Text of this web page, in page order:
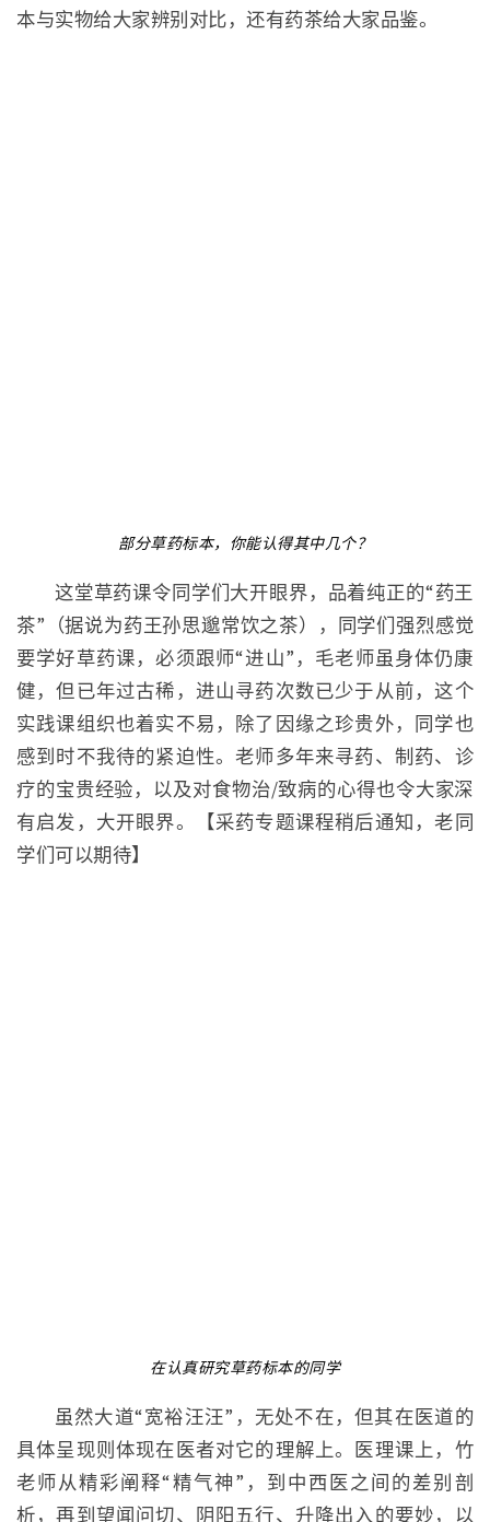
本与实物给大家辨别对比，还有药茶给大家品鉴。
部分草药标本，你能认得其中几个？
这堂草药课令同学们大开眼界，品着纯正的“药王
茶”（据说为药王孙思邈常饮之茶），同学们强烈感觉
要学好草药课，必须跟师“进山”，毛老师虽身体仍康
健，但已年过古稀，进山寻药次数已少于从前，这个
实践课组织也着实不易，除了因缘之珍贵外，同学也
感到时不我待的紧迫性。老师多年来寻药、制药、诊
疗的宝贵经验，以及对食物治/致病的心得也令大家深
有启发，大开眼界。【采药专题课程稍后通知，老同
学们可以期待】
在认真研究草药标本的同学
虽然大道“宽裕汪汪”，无处不在，但其在医道的
具体呈现则体现在医者对它的理解上。医理课上，竹
老师从精彩阐释“精气神”，到中西医之间的差别剖
析，再到望闻问切、阴阳五行、升降出入的要妙，以